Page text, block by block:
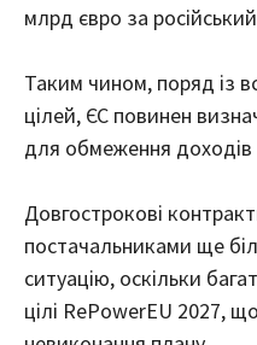
млрд євро за
Таким чином, поряд із
цілей, ЄС повинен
для обмеження доходів
Довгострокові
постачальниками ще
ситуацію, оскільки
цілі RePowerEU 2027,